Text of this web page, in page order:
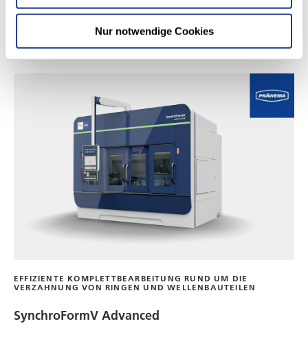
Nur notwendige Cookies
Werkstück-Ø max.:250 mm| 10 in
EFFIZIENTE KOMPLETTBEARBEITUNG RUND UM DIE
VERZAHNUNG VON RINGEN UND WELLENBAUTEILEN
SynchroFormV Advanced